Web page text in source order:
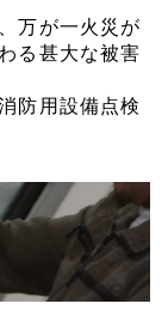
万が一火災が
る甚大な被害
防用設備点検